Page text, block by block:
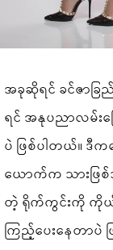
အခုဆိုရင် ခင်ဇာခြ
ရင် အနုပညာလမ်းကြ
ပဲ ဖြစ်ပါတယ်။ ဒီ
ယောက်က သားဖြ
တဲ့ ရိုက်ကွင်းကို ကိုယ်တို
ကြည့်ပေးနေတာပဲ